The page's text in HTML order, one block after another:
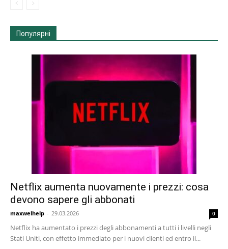
Популярні
Netflix aumenta nuovamente i prezzi: cosa
devono sapere gli abbonati
maxwelhelp - 29.03.2026 0
Netflix ha aumentato i prezzi degli abbonamenti a tutti i livelli negli
Stati Uniti, con effetto immediato per i nuovi clienti ed entro il...